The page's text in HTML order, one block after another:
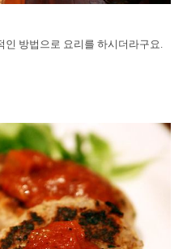
인 방법으로 요리를 하시더라구요.